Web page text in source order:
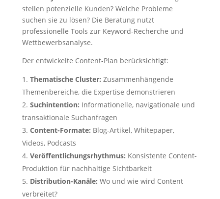
stellen potenzielle Kunden? Welche Probleme
suchen sie zu lösen? Die Beratung nutzt
professionelle Tools zur Keyword-Recherche und
Wettbewerbsanalyse.
Der entwickelte Content-Plan berücksichtigt:
Thematische Cluster: Zusammenhängende
Themenbereiche, die Expertise demonstrieren
Suchintention: Informationelle, navigationale und
transaktionale Suchanfragen
Content-Formate: Blog-Artikel, Whitepaper,
Videos, Podcasts
Veröffentlichungsrhythmus: Konsistente Content-
Produktion für nachhaltige Sichtbarkeit
Distribution-Kanäle: Wo und wie wird Content
verbreitet?